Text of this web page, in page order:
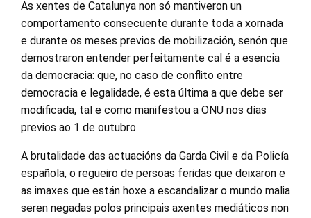
As xentes de Catalunya non só mantiveron un
comportamento consecuente durante toda a xornada
e durante os meses previos de mobilización, senón que
demostraron entender perfeitamente cal é a esencia
da democracia: que, no caso de conflito entre
democracia e legalidade, é esta última a que debe ser
modificada, tal e como manifestou a ONU nos días
previos ao 1 de outubro.
A brutalidade das actuacións da Garda Civil e da Policía
española, o regueiro de persoas feridas que deixaron e
as imaxes que están hoxe a escandalizar o mundo malia
seren negadas polos principais axentes mediáticos non